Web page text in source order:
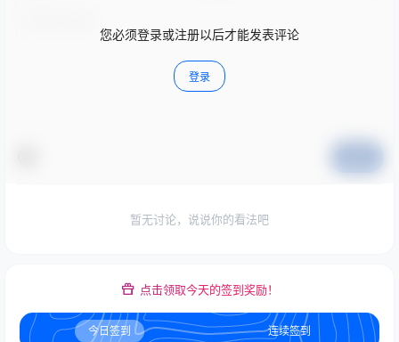
您必须登录或注册以后才能发表评论
登录
暂无讨论，说说你的看法吧
点击领取今天的签到奖励！
今日签到 连续签到